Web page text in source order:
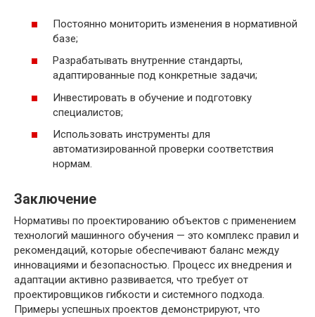
Постоянно мониторить изменения в нормативной
базе;
Разрабатывать внутренние стандарты,
адаптированные под конкретные задачи;
Инвестировать в обучение и подготовку
специалистов;
Использовать инструменты для
автоматизированной проверки соответствия
нормам.
Заключение
Нормативы по проектированию объектов с применением
технологий машинного обучения — это комплекс правил и
рекомендаций, которые обеспечивают баланс между
инновациями и безопасностью. Процесс их внедрения и
адаптации активно развивается, что требует от
проектировщиков гибкости и системного подхода.
Примеры успешных проектов демонстрируют, что